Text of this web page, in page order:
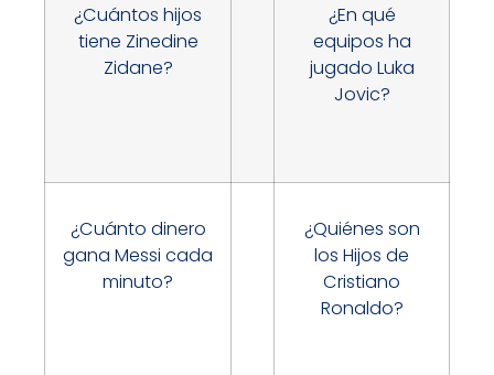
¿Cuántos hijos
tiene Zinedine
Zidane?
¿En qué
equipos ha
jugado Luka
Jovic?
¿Cuánto dinero
gana Messi cada
minuto?
¿Quiénes son
los Hijos de
Cristiano
Ronaldo?